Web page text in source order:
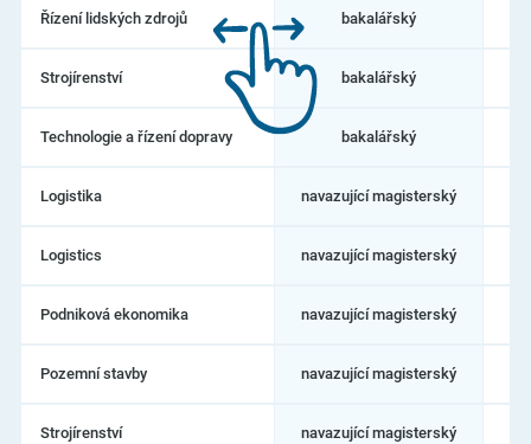
Řízení lidských zdrojů bakalářský
Strojírenství bakalářský
Technologie a řízení dopravy bakalářský
Logistika navazující magisterský
Logistics navazující magisterský
Podniková ekonomika navazující magisterský
Pozemní stavby navazující magisterský
Strojírenství navazující magisterský